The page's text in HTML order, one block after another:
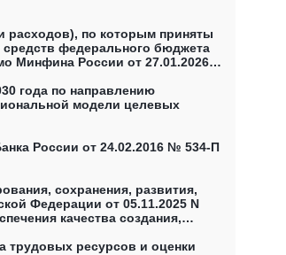
расходов), по которым приняты
федерального бюджета
Минфина России от 27.01.2026
поставленным на учёт
года по направлению
модели целевых
России от 24.02.2016 № 534-П
сохранения, развития,
Федерации от 05.11.2025 N
качества создания,
уполномоченных лиц, а
трудовых ресурсов и оценки